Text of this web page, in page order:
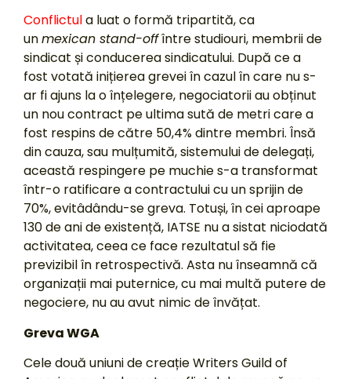
Conflictula luat o formă tripartită, ca
unmexican stand-offîntre studiouri, membrii de
sindicat și conducerea sindicatului. După ce a
fost votată inițierea grevei în cazul în care nu s-
ar fi ajuns la o înțelegere, negociatorii au obținut
un nou contract pe ultima sută de metri care a
fost respins de către 50,4% dintre membri. Însă
din cauza, sau mulțumită, sistemului de delegați,
această respingere pe muchie s-a transformat
într-o ratificare a contractului cu un sprijin de
70%, evitâdându-se greva. Totuși, în cei aproape
130 de ani de existență, IATSE nu a sistat niciodată
activitatea, ceea ce face rezultatul să fie
previzibil în retrospectivă. Asta nu înseamnă că
organizații mai puternice, cu mai multă putere de
negociere, nu au avut nimic de învățat.
Greva WGA
Cele două uniuni de creație Writers Guild of